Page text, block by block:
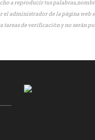
a reproducir tus palabras,
administrador de la página web
de verificación y no serán